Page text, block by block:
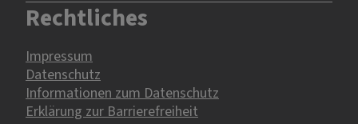
Rechtliches
Impressum
Datenschutz
Informationen zum Datenschutz
Erklärung zur Barrierefreiheit